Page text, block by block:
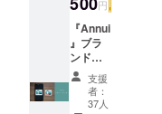
円
『Annui
』ブラ
ンドス
テッ
カーと
感謝の
支援
者：
37人